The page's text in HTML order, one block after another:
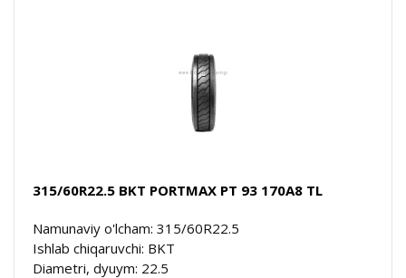
315/60R22.5 BKT PORTMAX PT 93 170A8 TL
Namunaviy o'lcham: 315/60R22.5
Ishlab chiqaruvchi: BKT
Diametri, dyuym: 22.5